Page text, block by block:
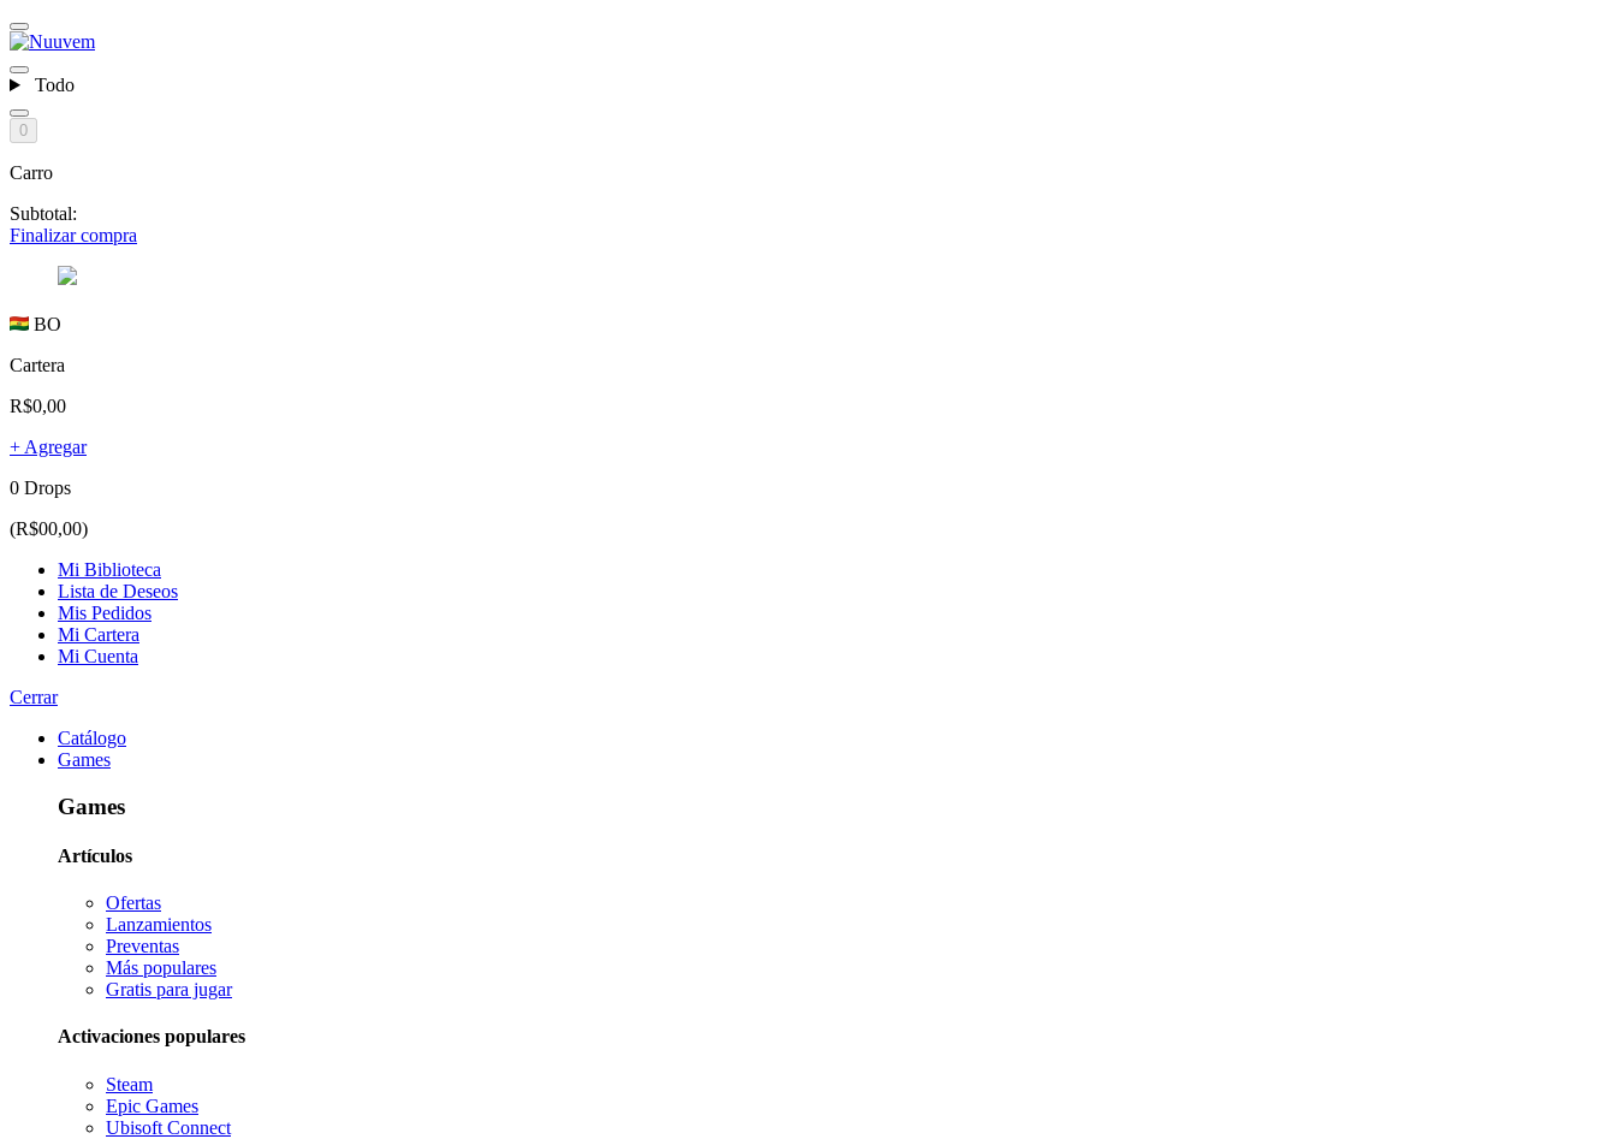
Todo
0
Carro
Subtotal:
Finalizar compra
BO
Cartera
R$0,00
+ Agregar
0 Drops
(R$00,00)
Mi Biblioteca
Lista de Deseos
Mis Pedidos
Mi Cartera
Mi Cuenta
Cerrar
Catálogo
Games
Games
Artículos
Ofertas
Lanzamientos
Preventas
Más populares
Gratis para jugar
Activaciones populares
Steam
Epic Games
Ubisoft Connect